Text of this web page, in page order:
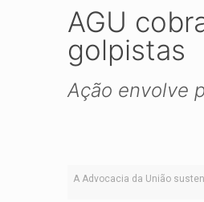
AGU
golpistas
Ação envolve
A Advocacia da União